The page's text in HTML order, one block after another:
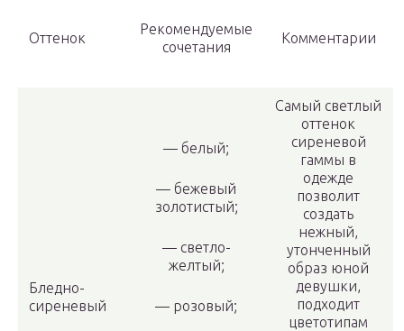
Оттенок
Рекомендуемые
сочетания
Комментарии
Бледно-
сиреневый
— белый;
— бежевый
золотистый;
— светло-
желтый;
— розовый;
Самый светлый
оттенок
сиреневой
гаммы в
одежде
позволит
создать
нежный,
утонченный
образ юной
девушки,
подходит
цветотипам